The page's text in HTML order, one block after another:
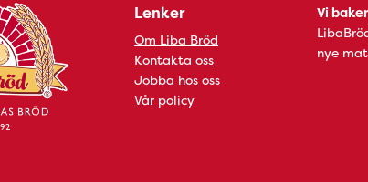
Lenker
Om Liba Bröd
Kontakta oss
Jobba hos oss
Vår policy
Vi
nye